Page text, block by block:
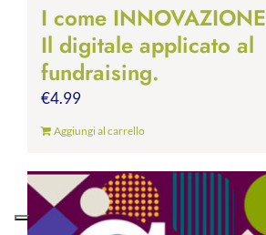
I come INNOVAZIONE
Il digitale applicato al
fundraising.
€4.99
Aggiungi al carrello